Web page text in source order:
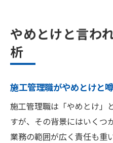
やめとけと言わ
析
施工管理職がやめとけと
施工管理職は「やめとけ」
すが、その背景にはいくつ
業務の範囲が広く責任も重